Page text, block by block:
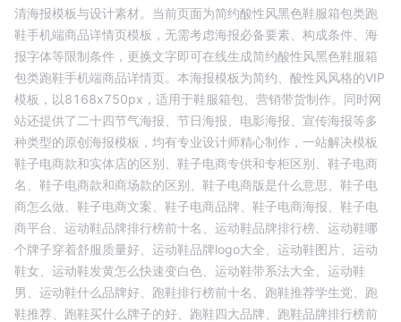
清海报模板与设计素材。当前页面为简约酸性风黑色鞋服箱包类跑
鞋手机端商品详情页模板，无需考虑海报必备要素、构成条件、海
报字体等限制条件，更换文字即可在线生成简约酸性风黑色鞋服箱
包类跑鞋手机端商品详情页。本海报模板为简约、酸性风风格的VIP
模板，以8168x750px，适用于鞋服箱包 营销带货制作。同时网
站还提供了二十四节气海报、节日海报、电影海报、宣传海报等多
种类型的原创海报模板，均有专业设计师精心制作，一站解决模板
鞋子电商款和实体店的区别、 鞋子电商专供和专柜区别、 鞋子电商
名、 鞋子电商款和商场款的区别、 鞋子电商版是什么意思、 鞋子电
商怎么做、 鞋子电商文案、 鞋子电商品牌、 鞋子电商海报、 鞋子电
商平台、 运动鞋品牌排行榜前十名、 运动鞋品牌排行榜、 运动鞋哪
个牌子穿着舒服质量好、 运动鞋品牌logo大全、 运动鞋图片、 运动
鞋女、 运动鞋发黄怎么快速变白色、 运动鞋带系法大全、 运动鞋
男、 运动鞋什么品牌好、 跑鞋排行榜前十名、 跑鞋推荐学生党、 跑
鞋推荐、 跑鞋买什么牌子的好、 跑鞋四大品牌、 跑鞋品牌排行榜前